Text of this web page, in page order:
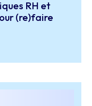
RH et
(re)faire